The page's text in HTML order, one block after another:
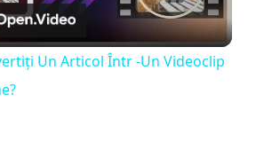
Video
Un Articol Într -Un Videoclip